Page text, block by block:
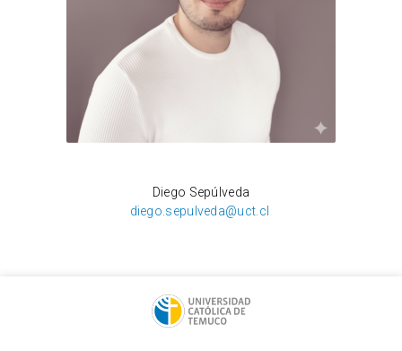
Diego Sepúlveda
diego.sepulveda@uct.cl